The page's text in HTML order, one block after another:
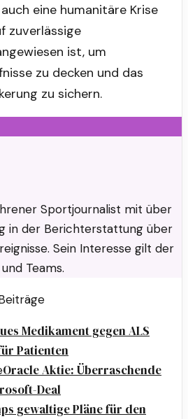
eine humanitäre Krise
zuverlässige
ist, um
zu decken und das
zu sichern.
Sportjournalist mit über
in der Berichterstattung über
Sein Interesse gilt der
Teams.
Medikament gegen ALS
Patienten
Oracle Aktie: Überraschende
Deal
gewaltige Pläne für den